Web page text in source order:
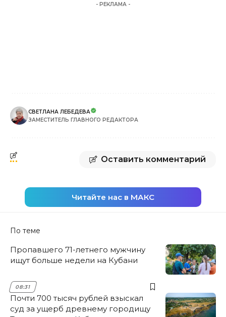
- РЕКЛАМА -
СВЕТЛАНА ЛЕБЕДЕВА
ЗАМЕСТИТЕЛЬ ГЛАВНОГО РЕДАКТОРА
Оставить комментарий
Читайте нас в МАКС
По теме
Пропавшего 71-летнего мужчину
ищут больше недели на Кубани
08:31
Почти 700 тысяч рублей взыскал
суд за ущерб древнему городищу